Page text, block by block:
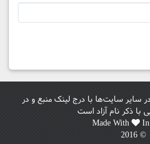
در سایر سایت‌ها با درج لینک منبع و در
با ذکر نام آزاد است
Made With
In
© 2016